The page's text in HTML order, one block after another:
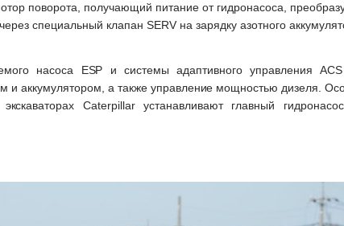
поворота, получающий питание от гидронасоса,
специальный клапан SERV на зарядку азотного
насоса ESP и системы адаптивного управления ACS
и аккумулятором, а также управление мощностью дизеля.
Caterpillar устанавливают главный